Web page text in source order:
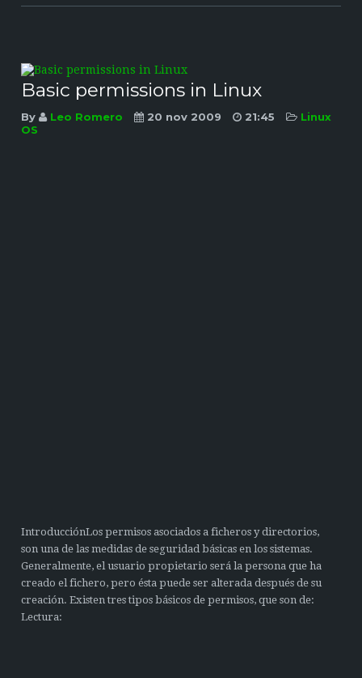
Basic permissions in Linux
By Leo Romero 20 nov 2009 21:45
Linux
OS
IntroducciónLos permisos asociados a ficheros y directorios,
son una de las medidas de seguridad básicas en los sistemas.
Generalmente, el usuario propietario será la persona que ha
creado el fichero, pero ésta puede ser alterada después de su
creación. Existen tres tipos básicos de permisos, que son de:
Lectura: